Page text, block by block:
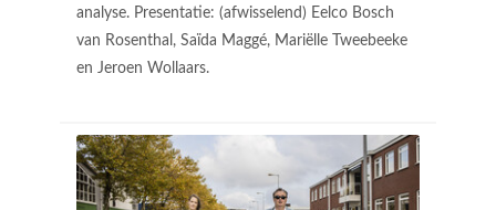
analyse. Presentatie: (afwisselend) Eelco Bosch
van Rosenthal, Saïda Maggé, Mariëlle Tweebeeke
en Jeroen Wollaars.